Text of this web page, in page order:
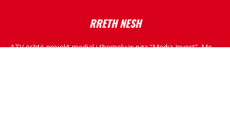
RRETH NESH
ATV është projekt medial i themeluar nga “Media Invest”. Me